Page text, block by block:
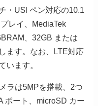
・USI ペン対応の10.1
レイ、MediaTek
、32GB または
ます。なお、LTE対応
います。
ラは5MPを搭載、2つ
ポート、microSD カー